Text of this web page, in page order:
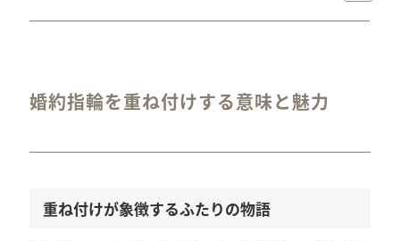
婚約指輪を重ね付けする意味と魅力
重ね付けが象徴するふたりの物語